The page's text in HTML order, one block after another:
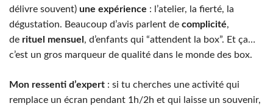
délivre souvent) une expérience : l’atelier, la fierté, la
dégustation. Beaucoup d’avis parlent de complicité,
de rituel mensuel , d’enfants qui “attendent la box”. Et ça…
c’est un gros marqueur de qualité dans le monde des box.
Mon ressenti d’expert : si tu cherches une activité qui
remplace un écran pendant 1h/2h et qui laisse un souvenir,